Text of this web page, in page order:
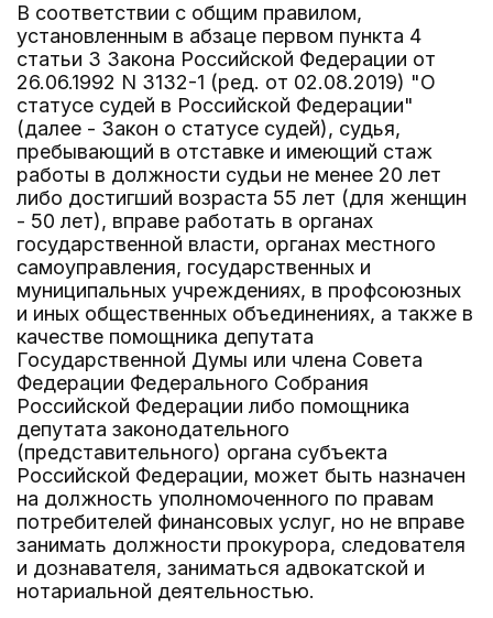
В соответствии с общим правилом,
установленным в абзаце первом пункта 4
статьи 3 Закона Российской Федерации от
26.06.1992 N 3132-1 (ред. от 02.08.2019) "О
статусе судей в Российской Федерации"
(далее - Закон о статусе судей), судья,
пребывающий в отставке и имеющий стаж
работы в должности судьи не менее 20 лет
либо достигший возраста 55 лет (для женщин
- 50 лет), вправе работать в органах
государственной власти, органах местного
самоуправления, государственных и
муниципальных учреждениях, в профсоюзных
и иных общественных объединениях, а также в
качестве помощника депутата
Государственной Думы или члена Совета
Федерации Федерального Собрания
Российской Федерации либо помощника
депутата законодательного
(представительного) органа субъекта
Российской Федерации, может быть назначен
на должность уполномоченного по правам
потребителей финансовых услуг, но не вправе
занимать должности прокурора, следователя
и дознавателя, заниматься адвокатской и
нотариальной деятельностью.